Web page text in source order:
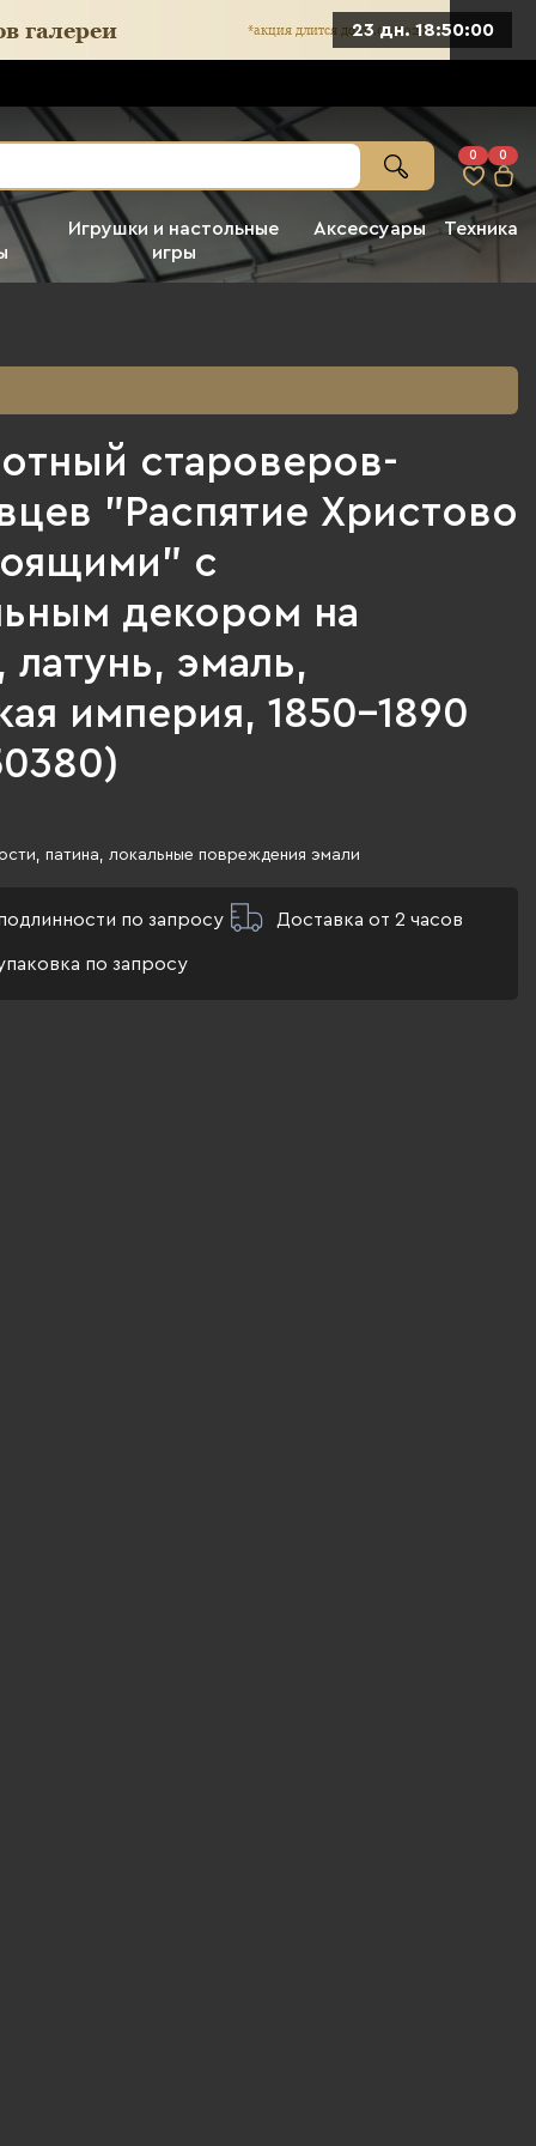
23 дн. 18:49:59
0 0
Игрушки и настольные
игры
Аксессуары Техника
староверов-
"Распятие Христово
с
декором на
эмаль,
империя, 1850-1890
патина, локальные повреждения эмали
по запросу Доставка от 2 часов
по запросу